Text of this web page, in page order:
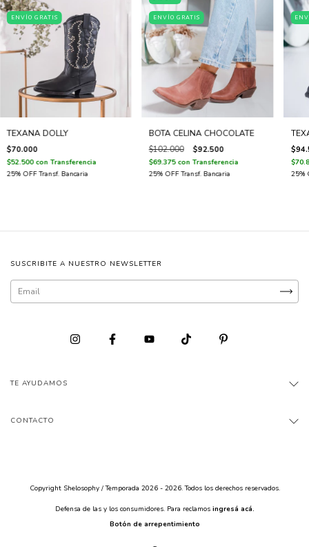
ENVÍO GRATIS
TEXANA DOLLY
$70.000
$52.500 con Transferencia
ENVÍO GRATIS
BOTA CELINA CHOCOLATE
$102.000 $92.500
$69.375 con Transferencia
SUSCRIBITE A NUESTRO NEWSLETTER
TE AYUDAMOS
CONTACTO
Copyright Shelosophy / Temporada 2026 - 2026. Todos los derechos reservados.
Defensa de las y los consumidores. Para reclamos ingresá acá.
Botón de arrepentimiento